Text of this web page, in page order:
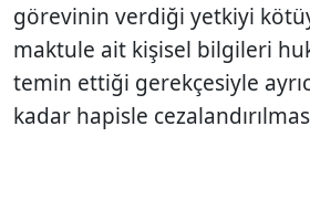
görevinin verdiği yetkiyi
maktule ait kişisel bilgileri
temin ettiği gerekçesiyle
kadar hapisle